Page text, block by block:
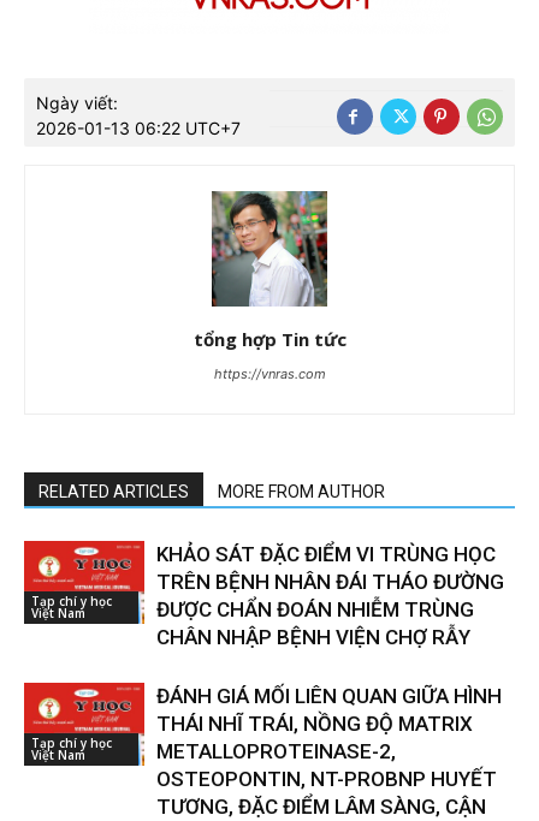
Ngày viết:
2026-01-13 06:22 UTC+7
tổng hợp Tin tức
https://vnras.com
RELATED ARTICLES MORE FROM AUTHOR
Tạp chí y học
Việt Nam
KHẢO SÁT ĐẶC ĐIỂM VI TRÙNG HỌC
TRÊN BỆNH NHÂN ĐÁI THÁO ĐƯỜNG
ĐƯỢC CHẨN ĐOÁN NHIỄM TRÙNG
CHÂN NHẬP BỆNH VIỆN CHỢ RẪY
Tạp chí y học
Việt Nam
ĐÁNH GIÁ MỐI LIÊN QUAN GIỮA HÌNH
THÁI NHĨ TRÁI, NỒNG ĐỘ MATRIX
METALLOPROTEINASE-2,
OSTEOPONTIN, NT-PROBNP HUYẾT
TƯƠNG, ĐẶC ĐIỂM LÂM SÀNG, CẬN